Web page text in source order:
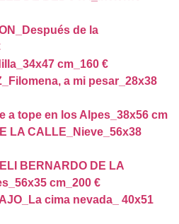
de la
cm_160 €
a mi pesar_28x38
a tope en los Alpes_38x56 cm
LA CALLE_Nieve_56x38
BERNARDO DE LA
cm_200 €
cima nevada_ 40x51